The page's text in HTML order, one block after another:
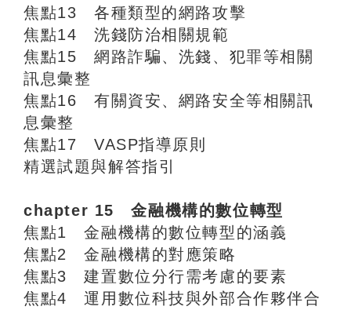
焦點13 各種類型的網路攻擊
焦點14 洗錢防治相關規範
焦點15 網路詐騙、洗錢、犯罪等相關
訊息彙整
焦點16 有關資安、網路安全等相關訊
息彙整
焦點17 VASP指導原則
精選試題與解答指引
chapter 15 金融機構的數位轉型
焦點1 金融機構的數位轉型的涵義
焦點2 金融機構的對應策略
焦點3 建置數位分行需考慮的要素
焦點4 運用數位科技與外部合作夥伴合